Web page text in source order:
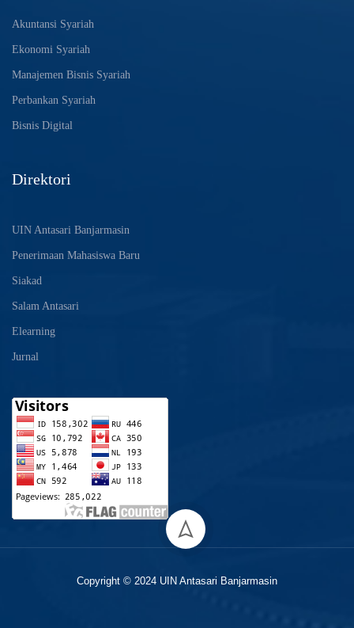
Akuntansi Syariah
Ekonomi Syariah
Manajemen Bisnis Syariah
Perbankan Syariah
Bisnis Digital
Direktori
UIN Antasari Banjarmasin
Penerimaan Mahasiswa Baru
Siakad
Salam Antasari
Elearning
Jurnal
Copyright © 2024 UIN Antasari Banjarmasin